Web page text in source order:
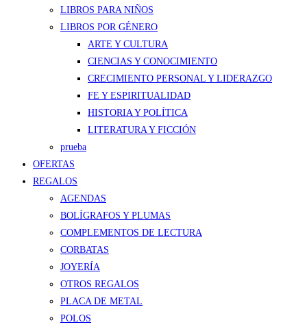
LIBROS PARA NIÑOS
LIBROS POR GÉNERO
ARTE Y CULTURA
CIENCIAS Y CONOCIMIENTO
CRECIMIENTO PERSONAL Y LIDERAZGO
FE Y ESPIRITUALIDAD
HISTORIA Y POLÍTICA
LITERATURA Y FICCIÓN
prueba
OFERTAS
REGALOS
AGENDAS
BOLÍGRAFOS Y PLUMAS
COMPLEMENTOS DE LECTURA
CORBATAS
JOYERÍA
OTROS REGALOS
PLACA DE METAL
POLOS